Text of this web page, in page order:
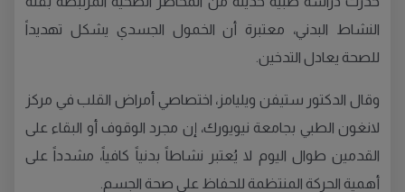
النشاط البدني، معتبرة أن الخمول الجسدي يشكل تهديداً
للصحة يعادل التدخين.
وقال الدكتور ستيفن ويليامز، اختصاصي أمراض القلب في مركز
لانغون الطبي بجامعة نيويورك، إن مجرد الوقوف أو البقاء على
القدمين طوال اليوم لا يُعتبر نشاطاً بدنياً كافياً، مشدداً على
أهمية الحركة المنتظمة للحفاظ على صحة الجسم.